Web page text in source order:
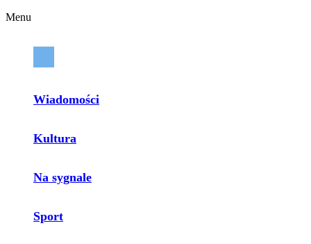
Menu
Wiadomości
Kultura
Na sygnale
Sport